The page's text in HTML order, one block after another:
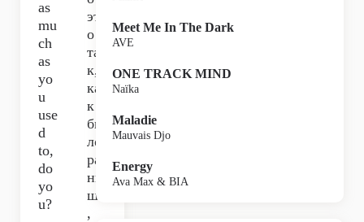
as
mu
ch
as
yo
u
use
d
to,
do
yo
u?
эт
о
та
к,
ка
к
бы
ло
ра
нь
ше
,
Meet Me In The Dark
AVE
ONE TRACK MIND
Naïka
Maladie
Mauvais Djo
Energy
Ava Max & BIA